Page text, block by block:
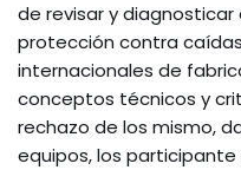
de revisar y
protección contra
internacionales de
conceptos técnicos y
rechazo de los mismo,
equipos, los